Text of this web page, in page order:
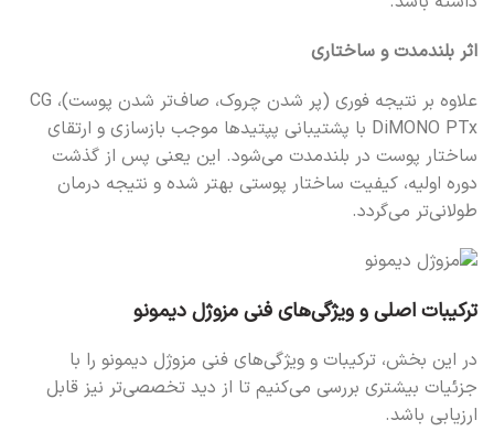
اثر بلندمدت و ساختاری
علاوه بر نتیجه فوری (پر شدن چروک، صاف‌تر شدن پوست)، CG
DiMONO PTx با پشتیبانی پپتیدها موجب بازسازی و ارتقای
ساختار پوست در بلندمدت می‌شود. این یعنی پس از گذشت
دوره اولیه، کیفیت ساختار پوستی بهتر شده و نتیجه درمان
طولانی‌تر می‌گردد.
ترکیبات اصلی و ویژگی‌های فنی مزوژل دیمونو
در این بخش، ترکیبات و ویژگی‌های فنی مزوژل دیمونو را با
جزئیات بیشتری بررسی می‌کنیم تا از دید تخصصی‌تر نیز قابل
ارزیابی باشد.